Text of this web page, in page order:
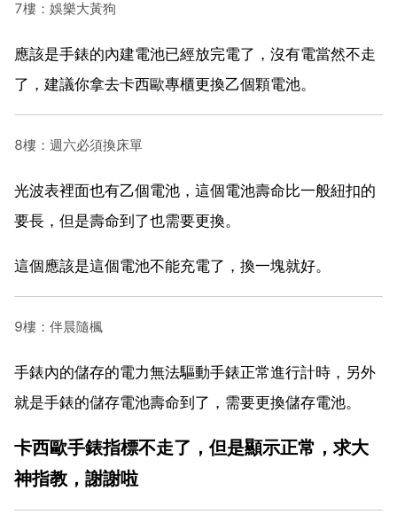
7樓：娛樂大黃狗
應該是手錶的內建電池已經放完電了，沒有電當然不走
了，建議你拿去卡西歐專櫃更換乙個顆電池。
8樓：週六必須換床單
光波表裡面也有乙個電池，這個電池壽命比一般紐扣的
要長，但是壽命到了也需要更換。
這個應該是這個電池不能充電了，換一塊就好。
9樓：伴晨隨楓
手錶內的儲存的電力無法驅動手錶正常進行計時，另外
就是手錶的儲存電池壽命到了，需要更換儲存電池。
卡西歐手錶指標不走了，但是顯示正常，求大
神指教，謝謝啦